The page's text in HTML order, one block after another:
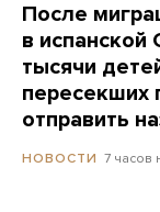
После
в
тысячи
пересекших
отправить
НОВОСТИ 7 часов